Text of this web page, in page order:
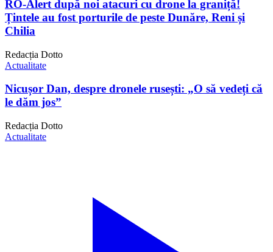
RO-Alert după noi atacuri cu drone la graniță!
Țintele au fost porturile de peste Dunăre, Reni și
Chilia
Redacția Dotto
Actualitate
Nicușor Dan, despre dronele rusești: „O să vedeți că
le dăm jos”
Redacția Dotto
Actualitate